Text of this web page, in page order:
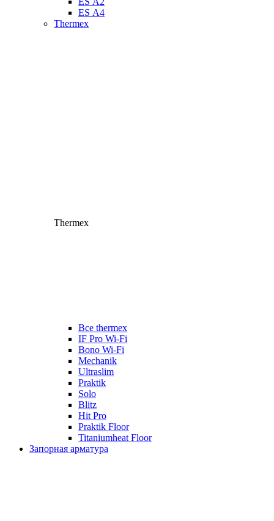
ES А4
Thermex
Thermex
Все thermex
IF Pro Wi-Fi
Bono Wi-Fi
Mechanik
Ultraslim
Praktik
Solo
Blitz
Hit Pro
Praktik Floor
Titaniumheat Floor
Запорная арматура